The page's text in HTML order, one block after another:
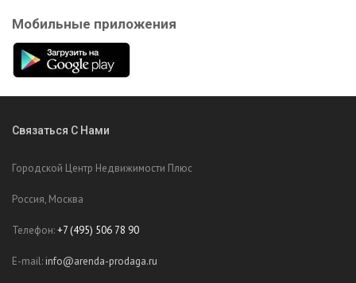
Мобильные приложения
Связаться С Нами
Городской Центр Недвижимости Плюс
Россия, Москва
Телефон:+7 (495) 506 78 90
E-mail: info@arenda-prodaga.ru